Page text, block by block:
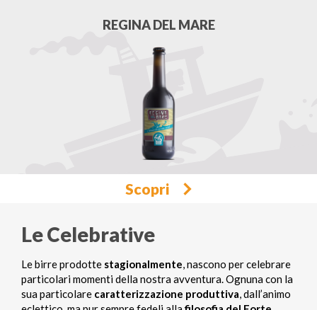
REGINA DEL MARE
Scopri
Le Celebrative
Le birre prodotte stagionalmente, nascono per celebrare
particolari momenti della nostra avventura. Ognuna con la
sua particolare caratterizzazione produttiva, dall’animo